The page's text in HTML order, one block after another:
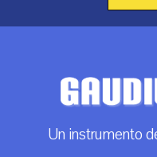
Un instrumento